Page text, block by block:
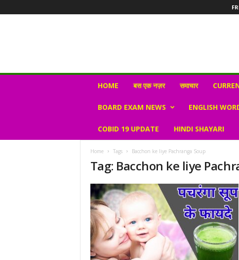
r
HOME बस एक नज़र समाचार
BOARD EXAM NEWS ENGLISH
COBID 19 UPDATE HINDI SHAYARI
Home Tags Bacchon ke liye Pachranga Soup
Tag: Bacchon ke liye